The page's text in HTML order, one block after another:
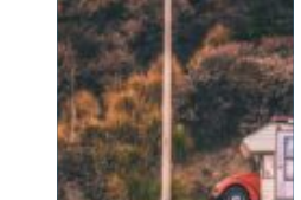
holdes ren og sund,
forlænger du ikke kun
dens levetid, men du
sikrer også en mere
effektiv kø...